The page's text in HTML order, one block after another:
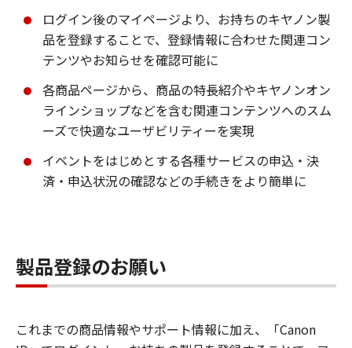
ログイン後のマイページより、お持ちのキヤノン製
品を登録することで、登録情報に合わせた関連コン
テンツやお知らせを確認可能に
各商品ページから、商品の特長紹介やキヤノンオン
ラインショップなどを含む関連コンテンツへのスム
ーズで快適なユーザビリティーを実現
イベントをはじめとする各種サービスの申込・決
済・申込状況の確認などの手続きをより簡単に
製品登録のお願い
これまでの商品情報やサポート情報に加え、「Canon